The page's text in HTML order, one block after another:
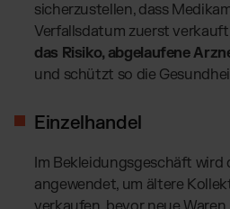
sicherzustellen, dass
Verfallsdatum zuerst
das Risiko, abgelaufene
und schützt so die
Einzelhandel
Im Bekleidungsgeschäft wird
angewendet, um ältere